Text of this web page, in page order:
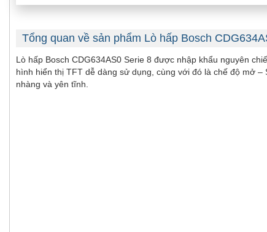
Tổng quan về sản phẩm Lò hấp Bosch
Lò hấp Bosch CDG634AS0 Serie 8 được nhập khẩu nguyên
hình hiển thị TFT dễ dàng sử dụng, cùng với đó là chế độ mở
nhàng và yên tĩnh.